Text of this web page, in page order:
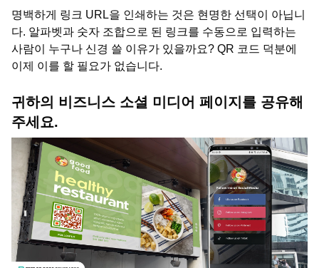
명백하게 링크 URL을 인쇄하는 것은 현명한 선택이 아닙니
다. 알파벳과 숫자 조합으로 된 링크를 수동으로 입력하는
사람이 누구나 신경 쓸 이유가 있을까요? QR 코드 덕분에
이제 이를 할 필요가 없습니다.
귀하의 비즈니스 소셜 미디어 페이지를 공유해
주세요.